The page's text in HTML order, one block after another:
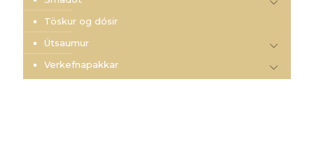
Töskur og dósir
Útsaumur
Verkefnapakkar